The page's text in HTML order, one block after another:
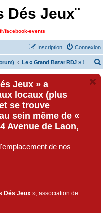
Dés Jeux¨
facebook-events
Connexion
Inscription
Le « Grand Bazar RDJ » !
Jeux » a
locaux (plus
se trouve
sein même de «
Avenue de Laon,
de nos
Dés Jeux », association de